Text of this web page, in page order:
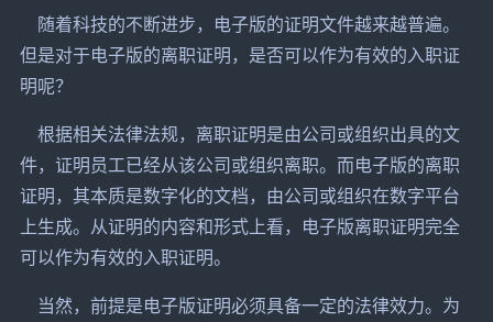
随着科技的不断进步，电子版的证明文件越来越普遍。
但是对于电子版的离职证明，是否可以作为有效的入职证
明呢？
根据相关法律法规，离职证明是由公司或组织出具的文
件，证明员工已经从该公司或组织离职。而电子版的离职
证明，其本质是数字化的文档，由公司或组织在数字平台
上生成。从证明的内容和形式上看，电子版离职证明完全
可以作为有效的入职证明。
当然，前提是电子版证明必须具备一定的法律效力。为